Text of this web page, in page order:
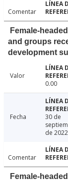
Comentar
Female-
and groups
development
Valor
0.00
Fecha
30 de
de 2022
Comentar
Female-